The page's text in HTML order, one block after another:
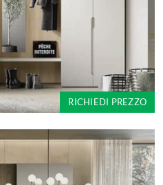
RICHIEDI PREZZO